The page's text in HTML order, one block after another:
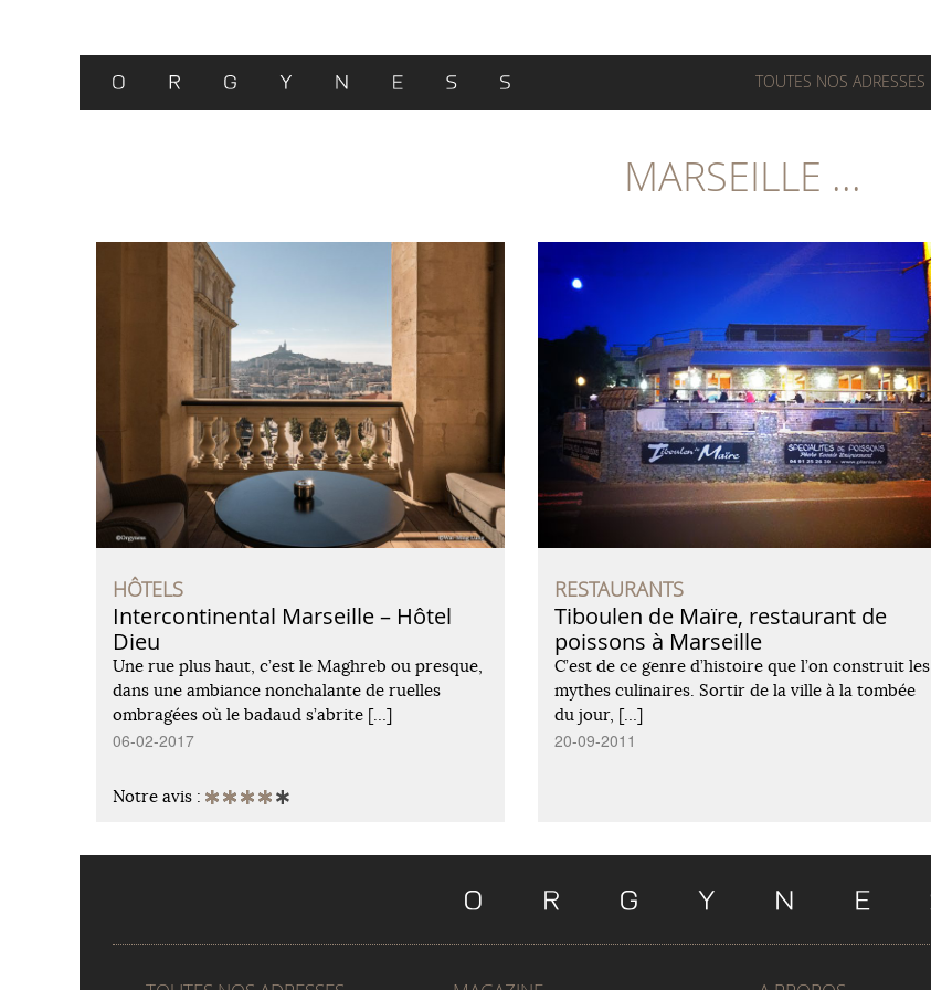
TOUTES NOS ADRESSES
MARSEILLE ...
HÔTELS
Intercontinental Marseille – Hôtel
Dieu
Une rue plus haut, c’est le Maghreb ou presque,
dans une ambiance nonchalante de ruelles
ombragées où le badaud s’abrite […]
06-02-2017
Notre avis :
RESTAURANTS
Tiboulen de Maïre, restaurant de
poissons à Marseille
C’est de ce genre d’histoire que l’on construit les
mythes culinaires. Sortir de la ville à la tombée
du jour, […]
20-09-2011